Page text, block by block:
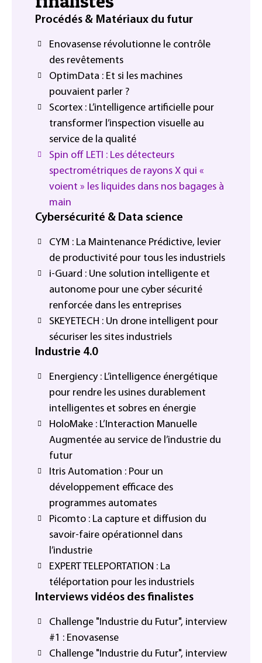
Procédés & Matériaux du futur
Enovasense révolutionne le contrôle
des revêtements
OptimData : Et si les machines
pouvaient parler ?
Scortex : L’intelligence artificielle pour
transformer l’inspection visuelle au
service de la qualité
Spin off LETI : Les détecteurs
spectrométriques de rayons X qui «
voient » les liquides dans nos bagages à
main
Cybersécurité & Data science
CYM : La Maintenance Prédictive, levier
de productivité pour tous les industriels
i-Guard : Une solution intelligente et
autonome pour une cyber sécurité
renforcée dans les entreprises
SKEYETECH : Un drone intelligent pour
sécuriser les sites industriels
Industrie 4.0
Energiency : L’intelligence énergétique
pour rendre les usines durablement
intelligentes et sobres en énergie
HoloMake : L’Interaction Manuelle
Augmentée au service de l’industrie du
futur
Itris Automation : Pour un
développement efficace des
programmes automates
Picomto : La capture et diffusion du
savoir-faire opérationnel dans
l’industrie
EXPERT TELEPORTATION : La
téléportation pour les industriels
Interviews vidéos des finalistes
Challenge "Industrie du Futur", interview
#1 : Enovasense
Challenge "Industrie du Futur", interview